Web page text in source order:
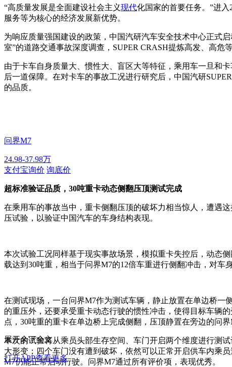
“高质量发展是全面建设社会主义现代化国家的首要任务。”进
服务等为核心的经济发展新优势。
为响应质量强国建设的政策，中国汽研汽车安全技术中心正式
室”的道路交通事故深度调查，SUPER CRASH提炼高发、高
由于卡车自身质量大、惯性大、盲区大等特征，乘用车一旦和
后一道保障。在对卡车的事故工况进行研究后，中国汽研
的品质。
问界M7
24.98-37.98万
支付宝询价 询底价
超标准验证品质，30吨重卡动态侧翻压顶测试完成
在乘用车的事故当中，重卡侧翻压顶的破坏力相当惊人，遭遇
压试验，以验证中国汽车的车身结构表现。
本次试验工况同样基于现实事故场景，模拟重卡失控后，动态
载达到30吨重，相当于问界M7的12倍车重进行侧翻冲击，对车
在测试现场，一台问界M7作为测试车辆，静止放置在单边桥一
的重压外，还要承受重卡动态行驶的惯性冲击，使得目标车辆
点，30吨重的重卡在单边桥上完成侧翻，压顶静置在旁边的问界
本次的试验将从乘员头部生存空间、车门开启两个维度进行测
大形变；四个车门没有遭到破坏，依然可以正常开启供车内乘
M7仍能正常启动行驶。问界M7通过所有评价项，表现优秀。
展开余下全文
打开APP查看更多